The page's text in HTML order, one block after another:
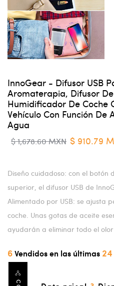
InnoGear - Difusor USB
Aromaterapia, Difusor
Humidificador De Coche
Vehículo Con Función
Agua
$ 1,678.60 MXN $ 910.79
Diseño cuidadoso: con el
superior, el difusor USB de
Alimentado por USB: se ajusta
coche. Unas gotas de aceite
ayudarán a eliminar todo el
6Vendidos en las últimas 24